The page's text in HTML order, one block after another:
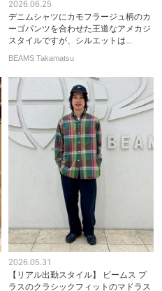
2026.06.25
デニムシャツにカモフラージュ柄のカ
ーゴパンツを合わせた王道なアメカジ
スタイルですが、シルエットは...
BEAMS Takamatsu
2026.05.31
【リアル出勤スタイル】 ビームス プ
ラスのクラシックフィットのマドラス